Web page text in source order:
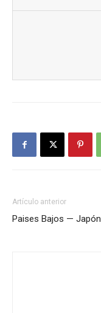
Artículo anterior
Paises Bajos — Japón